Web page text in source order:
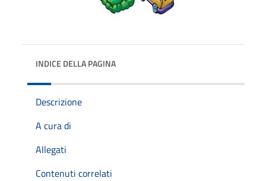
INDICE DELLA PAGINA
Descrizione
A cura di
Allegati
Contenuti correlati